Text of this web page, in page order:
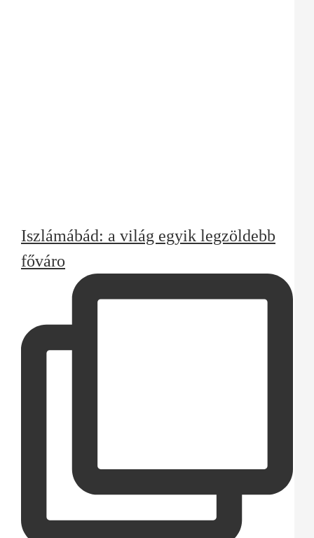
Iszlámábád: a világ egyik legzöldebb
főváro